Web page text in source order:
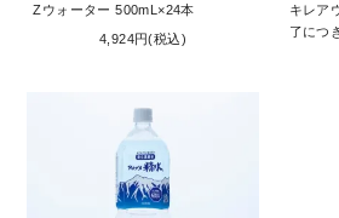
Zウォーター 500mL×24本
4,924円(税込)
キレア
了につ